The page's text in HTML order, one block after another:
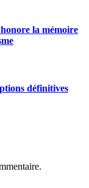
la mémoire
définitives